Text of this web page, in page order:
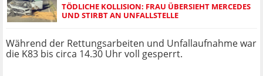
TÖDLICHE KOLLISION: FRAU ÜBERSIEHT MERCEDES
UND STIRBT AN UNFALLSTELLE
Während der Rettungsarbeiten und Unfallaufnahme war
die K83 bis circa 14.30 Uhr voll gesperrt.